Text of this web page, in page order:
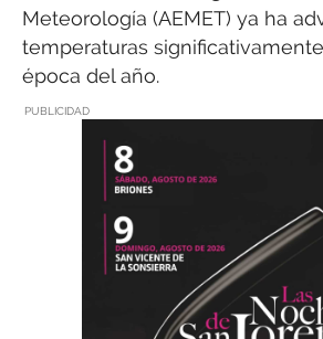
Meteorología (AEMET) ya ha
temperaturas
época del año.
PUBLICIDAD